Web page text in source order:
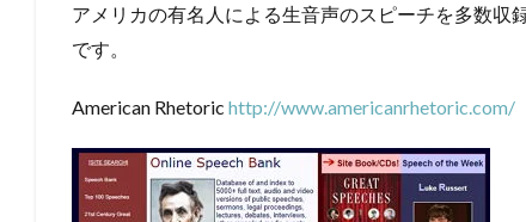
アメリカの有名人による生音声のスピーチを多数収
です。
American Rhetoric http://www.americanrhetoric.com/